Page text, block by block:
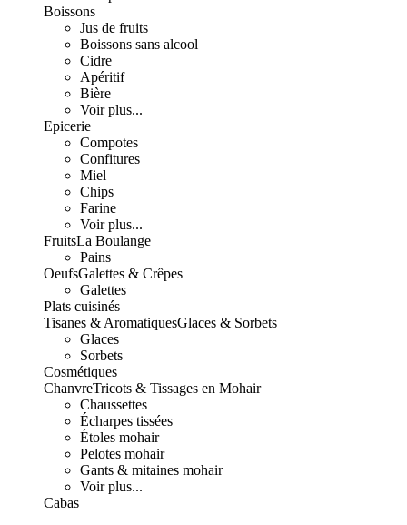
Boissons
Jus de fruits
Boissons sans alcool
Cidre
Apéritif
Bière
Voir plus...
Epicerie
Compotes
Confitures
Miel
Chips
Farine
Voir plus...
FruitsLa Boulange
Pains
OeufsGalettes & Crêpes
Galettes
Plats cuisinés
Tisanes & AromatiquesGlaces & Sorbets
Glaces
Sorbets
Cosmétiques
ChanvreTricots & Tissages en Mohair
Chaussettes
Écharpes tissées
Étoles mohair
Pelotes mohair
Gants & mitaines mohair
Voir plus...
Cabas